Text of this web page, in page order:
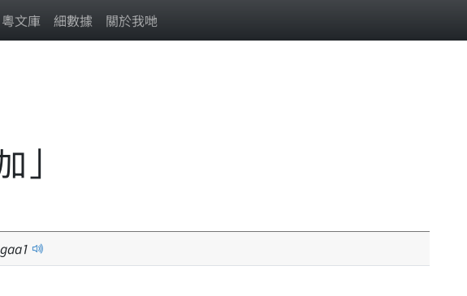
粵文庫 細數據 關於我哋
」
gaa1